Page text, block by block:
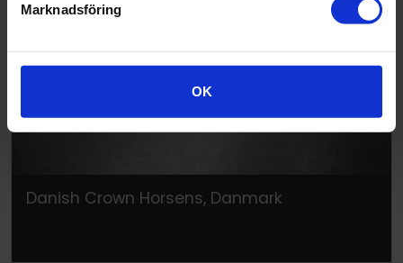
Marknadsföring
OK
Danish Crown Horsens, Danmark